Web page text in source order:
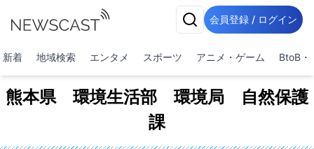
会員登録 / ログイン
新着 地域検索 エンタメ スポーツ アニメ・ゲーム BtoB・
熊本県 環境生活部 環境局 自然保護
課